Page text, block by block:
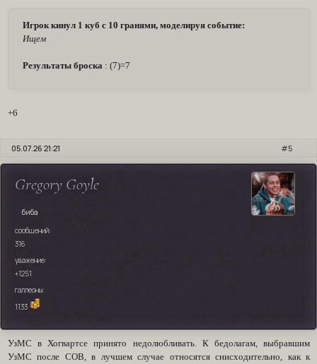
Игрок кинул 1 куб с 10 гранями, моделируя событие:
Ищем
Результаты броска : (7)=7
+6
5
05.07.26 21:21
Gregory Goyle
биба
сообщений:
316
уважение:
+1251
галлеоны:
1133
УзМС в Хогвартсе принято недолюбливать. К бедолагам, выбравшим
УзМС после СОВ, в лучшем случае относятся снисходительно, как к